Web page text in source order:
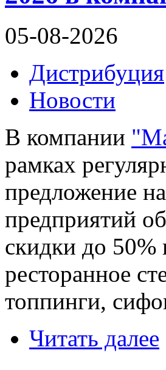
05-08-2026
Дистрибуция
Новости
В компании
рамках
предложение
предприятий
скидки до 50%
ресторанное
топпинги,
Читать далее